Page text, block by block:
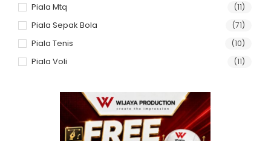
Piala Mtq (11)
Piala Sepak Bola (71)
Piala Tenis (10)
Piala Voli (11)